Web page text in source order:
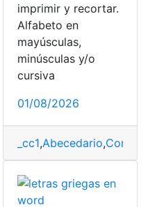
iPhone,Letras,tamaño
imprimir y recortar.
Alfabeto en
mayúsculas,
minúsculas y/o
cursiva
01/08/2026
_cc1,Abecedario,